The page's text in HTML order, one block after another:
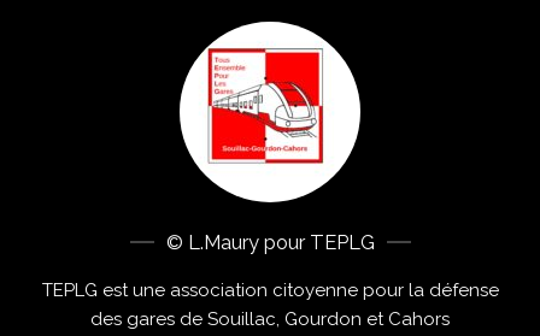
© L.Maury pour TEPLG
TEPLG est une association citoyenne pour la défense
des gares de Souillac, Gourdon et Cahors